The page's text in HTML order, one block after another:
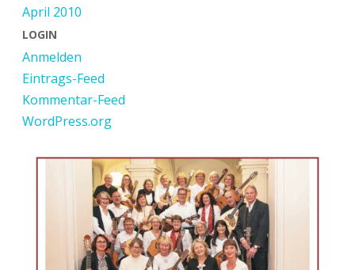
April 2010
LOGIN
Anmelden
Eintrags-Feed
Kommentar-Feed
WordPress.org